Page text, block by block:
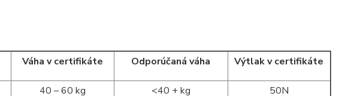
Váha v certifikáte Odporúčaná váha Výtlak v certifikáte
40 – 60 kg <40 + kg 50N